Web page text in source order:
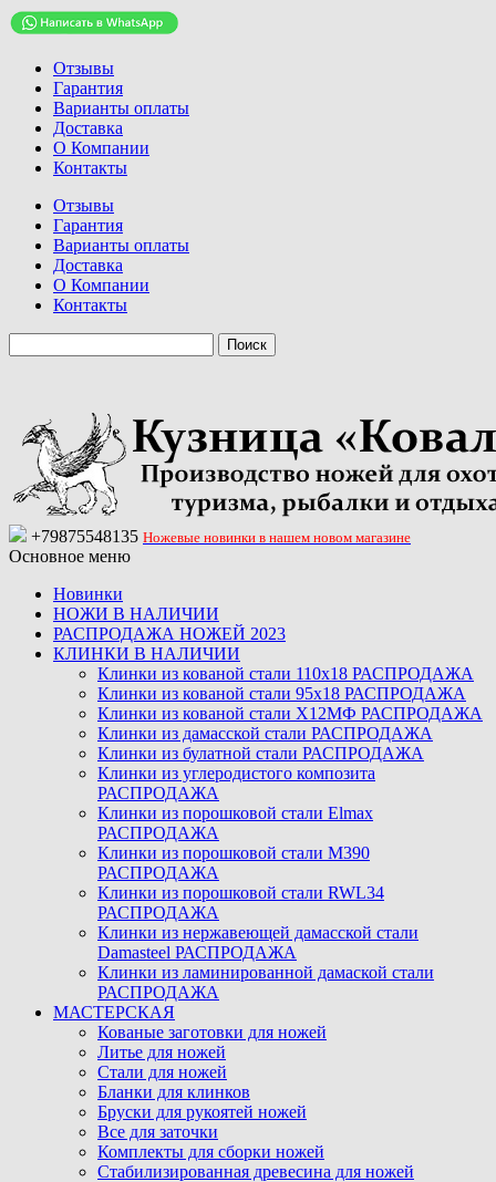
Отзывы
Гарантия
Варианты оплаты
Доставка
О Компании
Контакты
Отзывы
Гарантия
Варианты оплаты
Доставка
О Компании
Контакты
+79875548135 Ножевые новинки в нашем новом магазине
Основное меню
Новинки
НОЖИ В НАЛИЧИИ
РАСПРОДАЖА НОЖЕЙ 2023
КЛИНКИ В НАЛИЧИИ
Клинки из кованой стали 110х18 РАСПРОДАЖА
Клинки из кованой стали 95х18 РАСПРОДАЖА
Клинки из кованой стали Х12МФ РАСПРОДАЖА
Клинки из дамасской стали РАСПРОДАЖА
Клинки из булатной стали РАСПРОДАЖА
Клинки из углеродистого композита
РАСПРОДАЖА
Клинки из порошковой стали Elmax
РАСПРОДАЖА
Клинки из порошковой стали M390
РАСПРОДАЖА
Клинки из порошковой стали RWL34
РАСПРОДАЖА
Клинки из нержавеющей дамасской стали
Damasteel РАСПРОДАЖА
Клинки из ламинированной дамаской стали
РАСПРОДАЖА
МАСТЕРСКАЯ
Кованые заготовки для ножей
Литье для ножей
Стали для ножей
Бланки для клинков
Бруски для рукоятей ножей
Все для заточки
Комплекты для сборки ножей
Стабилизированная древесина для ножей